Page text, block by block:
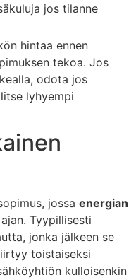
jos tilanne
hintaa ennen
tekoa. Jos
odota jos
lyhyempi
jossa energian
Tyypillisesti
jonka jälkeen se
toistaiseksi
kulloisenkin